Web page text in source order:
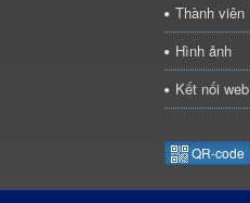
Thành viên
Hình ảnh
Kết nối web
QR-code